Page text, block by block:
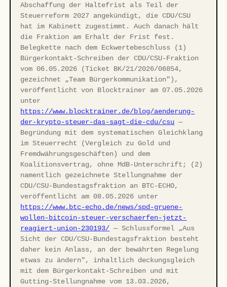
Abschaffung der Haltefrist als Teil der
Steuerreform 2027 angekündigt, die CDU/CSU
hat im Kabinett zugestimmt. Auch danach hält
die Fraktion am Erhalt der Frist fest.
Belegkette nach dem Eckwertebeschluss (1)
Bürgerkontakt-Schreiben der CDU/CSU-Fraktion
vom 06.05.2026 (Ticket BK/21/2026/06854,
gezeichnet „Team Bürgerkommunikation"),
veröffentlicht von Blocktrainer am 07.05.2026
unter
https://www.blocktrainer.de/blog/aenderung-
der-krypto-steuer-das-sagt-die-cdu/csu —
Begründung mit dem systematischen Gleichklang
im Steuerrecht (Vergleich zu Gold und
Fremdwährungsgeschäften) und dem
Koalitionsvertrag, ohne MdB-Unterschrift; (2)
namentlich gezeichnete Stellungnahme der
CDU/CSU-Bundestagsfraktion an BTC-ECHO,
veröffentlicht am 08.05.2026 unter
https://www.btc-echo.de/news/spd-gruene-
wollen-bitcoin-steuer-verschaerfen-jetzt-
reagiert-union-230193/ — Schlussformel „Aus
Sicht der CDU/CSU-Bundestagsfraktion besteht
daher kein Anlass, an der bewährten Regelung
etwas zu ändern", inhaltlich deckungsgleich
mit dem Bürgerkontakt-Schreiben und mit
Gutting-Stellungnahme vom 13.03.2026,